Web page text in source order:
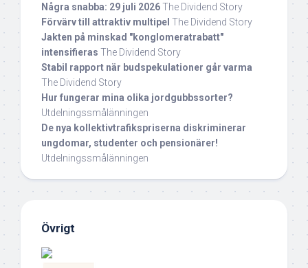
Några snabba: 29 juli 2026The Dividend Story
Förvärv till attraktiv multipel The Dividend Story
Jakten på minskad "konglomeratrabatt"
intensifieras The Dividend Story
Stabil rapport när budspekulationer går varma
The Dividend Story
Hur fungerar mina olika jordgubbssorter?
Utdelningssmålänningen
De nya kollektivtrafikspriserna diskriminerar
ungdomar, studenter och pensionärer!
Utdelningssmålänningen
Övrigt